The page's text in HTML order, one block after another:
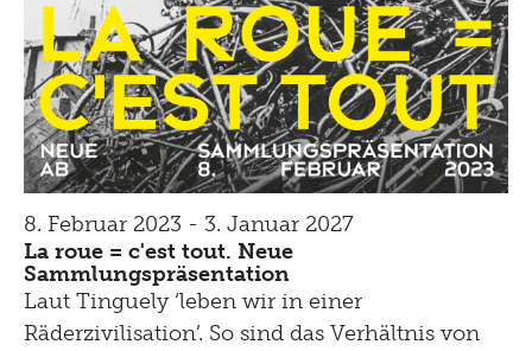
8. Februar 2023 - 3. Januar 2027
La roue = c'est tout. Neue
Sammlungspräsentation
Laut Tinguely ‘leben wir in einer
Räderzivilisation’. So sind das Verhältnis von